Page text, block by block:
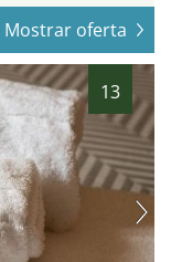
Mostrar oferta
13